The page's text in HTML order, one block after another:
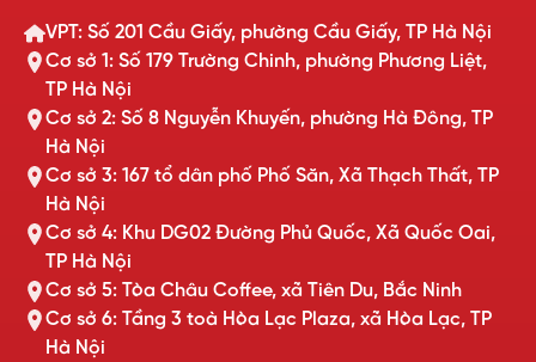
VPT: Số 201 Cầu Giấy, phường Cầu Giấy, TP Hà Nội
Cơ sở 1: Số 179 Trường Chinh, phường Phương Liệt,
TP Hà Nội
Cơ sở 2: Số 8 Nguyễn Khuyến, phường Hà Đông, TP
Hà Nội
Cơ sở 3: 167 tổ dân phố Phố Săn, Xã Thạch Thất, TP
Hà Nội
Cơ sở 4: Khu DG02 Đường Phủ Quốc, Xã Quốc Oai,
TP Hà Nội
Cơ sở 5: Tòa Châu Coffee, xã Tiên Du, Bắc Ninh
Cơ sở 6: Tầng 3 toà Hòa Lạc Plaza, xã Hòa Lạc, TP
Hà Nội